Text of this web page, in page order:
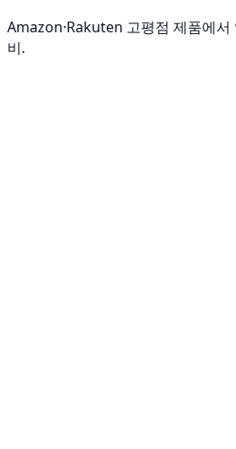
Amazon·Rakuten 고평점 제품에
비.